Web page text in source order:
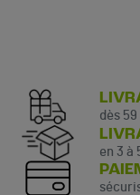
dès
en 3